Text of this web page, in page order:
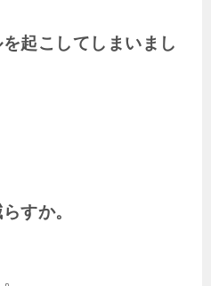
起こしてしまいまし
すか。